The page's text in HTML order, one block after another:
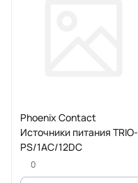
Phoenix Contact
Источники питания TRIO-
PS/1AC/12DC
0